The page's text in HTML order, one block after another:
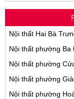
Nội thất Hai Bà
Nội thất phường Ba
Nội thất phường
Nội thất phường
Nội thất phường